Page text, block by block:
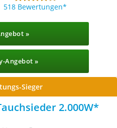
518 Bewertungen
»
Angebot »
Sieger
2.000W